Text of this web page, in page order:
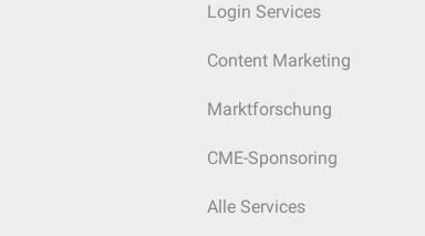
Login Services
Content Marketing
Marktforschung
CME-Sponsoring
Alle Services